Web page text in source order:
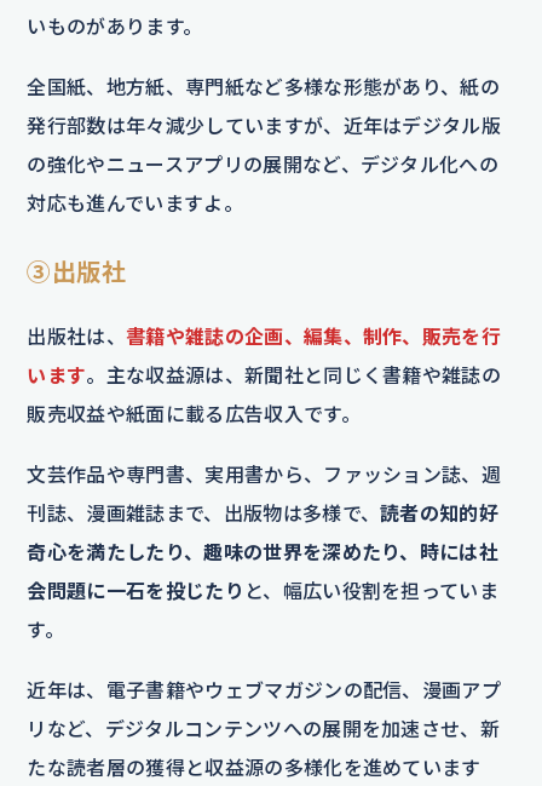
いものがあります。
全国紙、地方紙、専門紙など多様な形態があり、紙の
発行部数は年々減少していますが、近年はデジタル版
の強化やニュースアプリの展開など、デジタル化への
対応も進んでいますよ。
③出版社
出版社は、 書籍や雑誌の企画、編集、制作、販売を行
います。主な収益源は、新聞社と同じく書籍や雑誌の
販売収益や紙面に載る広告収入です。
文芸作品や専門書、実用書から、ファッション誌、週
刊誌、漫画雑誌まで、出版物は多様で、読者の知的好
奇心を満たしたり、趣味の世界を深めたり、時には社
会問題に一石を投じたり と、幅広い役割を担っていま
す。
近年は、電子書籍やウェブマガジンの配信、漫画アプ
リなど、デジタルコンテンツへの展開を加速させ、新
たな読者層の獲得と収益源の多様化を進めています